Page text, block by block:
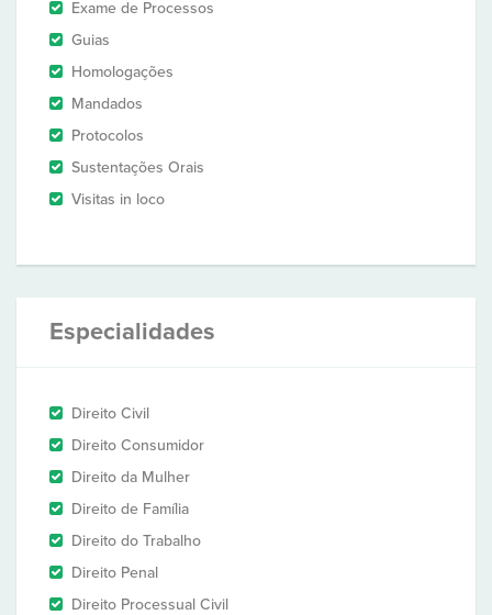
Exame de Processos
Guias
Homologações
Mandados
Protocolos
Sustentações Orais
Visitas in loco
Especialidades
Direito Civil
Direito Consumidor
Direito da Mulher
Direito de Família
Direito do Trabalho
Direito Penal
Direito Processual Civil